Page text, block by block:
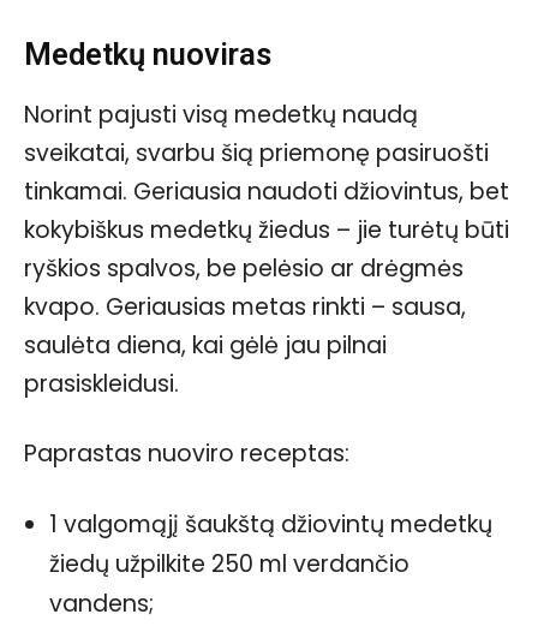
Medetkų nuoviras
Norint pajusti visą medetkų naudą
sveikatai, svarbu šią priemonę pasiruošti
tinkamai. Geriausia naudoti džiovintus, bet
kokybiškus medetkų žiedus – jie turėtų būti
ryškios spalvos, be pelėsio ar drėgmės
kvapo. Geriausias metas rinkti – sausa,
saulėta diena, kai gėlė jau pilnai
prasiskleidusi.
Paprastas nuoviro receptas:
1 valgomąjį šaukštą džiovintų medetkų
žiedų užpilkite 250 ml verdančio
vandens;